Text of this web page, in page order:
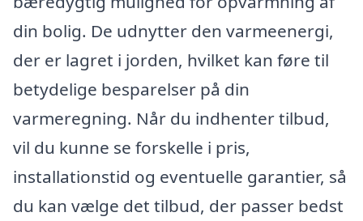
din bolig. De udnytter den varmeenergi,
der er lagret i jorden, hvilket kan føre til
betydelige besparelser på din
varmeregning. Når du indhenter tilbud,
vil du kunne se forskelle i pris,
installationstid og eventuelle garantier, så
du kan vælge det tilbud, der passer bedst